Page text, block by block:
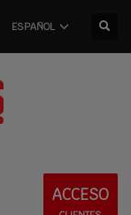
ESPAÑOL
ACCESO